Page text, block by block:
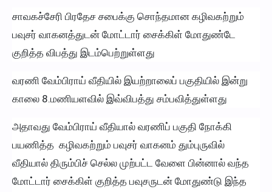
சாவகச்சேரி பிரதேச சபைக்கு சொந்தமான கழிவகற்றும்
பவுசர் வாகனத்துடன் மோட்டார் சைக்கிள் மோதுண்டே
குறித்த விபத்து இடம்பெற்றுள்ளது
வரணி வேம்பிராய் வீதியில் இயற்றாலைப் பகுதியில் இன்று
காலை 8.மணியளவில் இவ்விபத்து சம்பவித்துள்ளது
அதாவது வேம்பிராய் வீதியால் வரணிப் பகுதி நோக்கி
பயணித்த கழிவகற்றும் பவுசர் வாகனம் தும்புருவில்
வீதியால் திரும்பிச் செல்ல முற்பட்ட வேளை பின்னால் வந்த
மோட்டார் சைக்கிள் குறித்த பவுசருடன் மோதுண்டு இந்த